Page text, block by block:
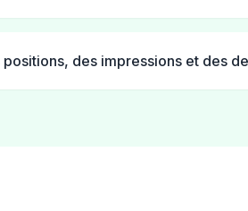
positions, des impressions et des